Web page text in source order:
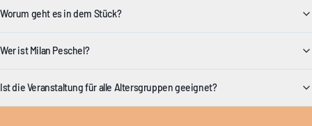
Worum geht es in dem Stück?
Wer ist Milan Peschel?
Ist die Veranstaltung für alle Altersgruppen geeignet?